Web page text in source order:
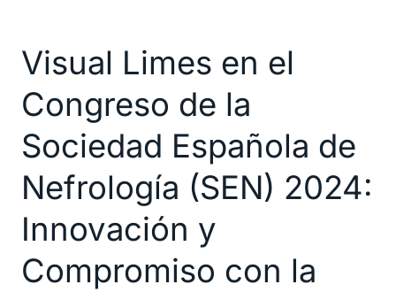
Visual Limes en el
Congreso de la
Sociedad Española de
Nefrología (SEN) 2024:
Innovación y
Compromiso con la
en
Congreso
de
la
Sociedad
de
Nefrología
(SEN)